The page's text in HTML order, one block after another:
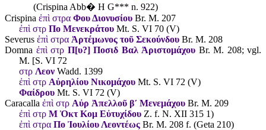
(Crispina Abb� H G*** n. 922)
Crispina ἐπὶ στρα Φου Διονυσίου Br. M. 207
ἐπὶ στρ Πο Μενεκράτου Mt. S. VI 70 (V)
Severus ἐπὶ στρα Ἀρτέμωνος τοῦ Σεκούνδου Br. M. 208
Domna ἐπὶ στρ Π[υ?] Ποσιδ Βαλ Ἀριστομάχου Br. M. 208; vgl.
M. [S. VI 72
στρ Λεον Wadd. 1399
ἐπὶ στρ Αὐρηλίου Νικομάχου Mt. S. VI 72 (V)
Φαίδρου Mt. S. VI 72 (V)
Caracalla ἐπὶ στρ Αὐρ Ἀπελλοῦ βʹ Μενεμάχου Br. M. 209
ἐπὶ στρ Μ Ὀκτ Κομ Εὐτυχίδου Z. f. N. XII 315 1)
ἐπὶ στρα Πο Ἰουλίου Λεοντέως Br. M. 208 f. (Geta 210)